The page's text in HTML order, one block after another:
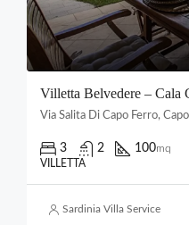
Villetta Belvedere – Cala
3 2 100mq
VILLETTA
Sardinia Villa Service